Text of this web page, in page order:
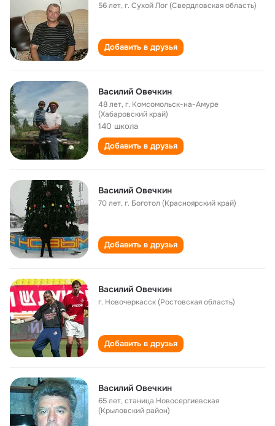
56 лет,г. Сухой Лог (Свердловская область)
Добавить в друзья
Василий Овечкин
48 лет,г. Комсомольск-на-Амуре
(Хабаровский край)
140 школа
Добавить в друзья
Василий Овечкин
70 лет,г. Боготол (Красноярский край)
Добавить в друзья
Василий Овечкин
г. Новочеркасск (Ростовская область)
Добавить в друзья
Василий Овечкин
65 лет,станица Новосергиевская
(Крыловский район)